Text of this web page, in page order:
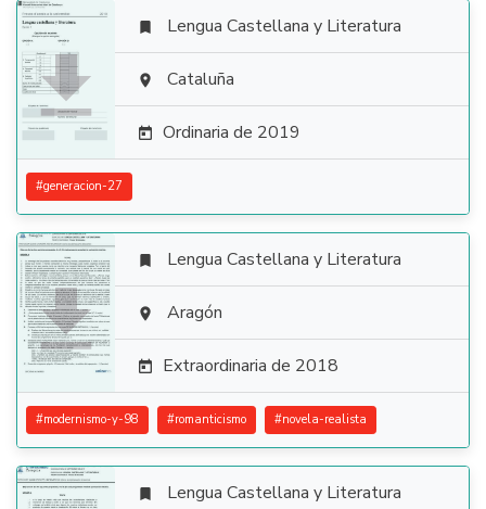

 Lengua Castellana y Literatura
 Cataluña
 Ordinaria de 2019
#generacion-27

 Lengua Castellana y Literatura
 Aragón
 Extraordinaria de 2018
#modernismo-y-98 #romanticismo #novela-realista
 Lengua Castellana y Literatura